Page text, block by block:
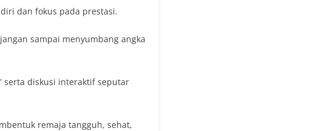
dan fokus pada prestasi.
sampai menyumbang angka
serta diskusi interaktif seputar
remaja tangguh, sehat,